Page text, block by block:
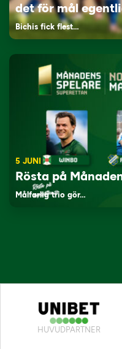
det för mål
Bichis fick flest…
5 JUNI
Rösta på
Målfarlig trio gör…
HUVUDPARTNER